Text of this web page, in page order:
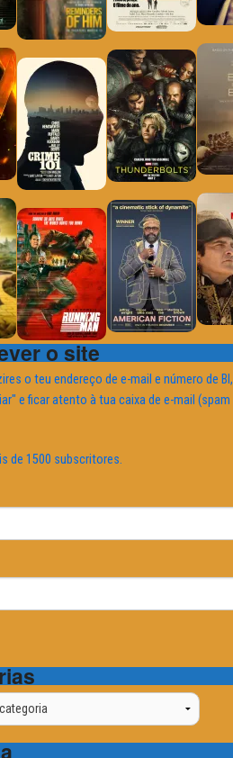
o site
o teu endereço de e-mail e número de BI,
e ficar atento à tua caixa de e-mail (spam
de 1500 subscritores.